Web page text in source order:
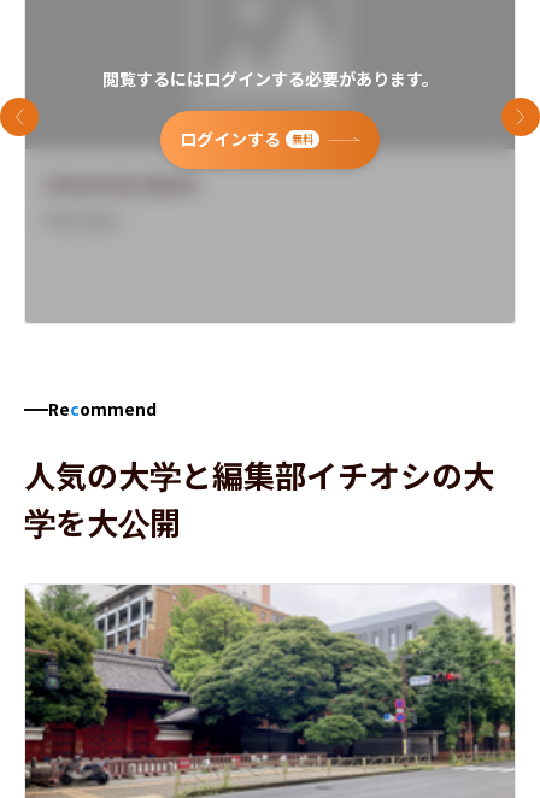
閲覧するにはログインする必要があります。
ログインする 無料
前のスライド 次
Recommend
人気の大学と編集部イチオシの大
学を大公開